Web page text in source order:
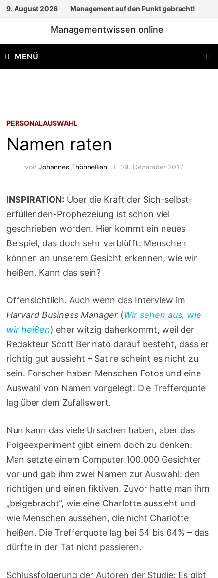
Zum
9. August 2026 Management auf den Punkt gebracht!
Managementwissen online
MENÜ
PERSONALAUSWAHL
Namen raten
vonJohannes Thönneßen 28. Dezember 2017
INSPIRATION: Über die Kraft der Sich-selbst-
erfüllenden-Prophezeiung ist schon viel
geschrieben worden. Hier kommt ein neues
Beispiel, das doch sehr verblüfft: Menschen
können an unserem Gesicht erkennen, wie wir
heißen. Kann das sein?
Offensichtlich. Auch wenn das Interview im
Harvard Business Manager (Wir sehen aus, wie
wir heißen) eher witzig daherkommt, weil der
Redakteur Scott Berinato darauf besteht, dass er
richtig gut aussieht – Satire scheint es nicht zu
sein. Forscher haben Menschen Fotos und eine
Auswahl von Namen vorgelegt. Die Trefferquote
lag über dem Zufallswert.
Nun kann das viele Ursachen haben, aber das
Folgeexperiment gibt einem doch zu denken:
Man setzte einem Computer 100.000 Gesichter
vor und gab ihm zwei Namen zur Auswahl: den
richtigen und einen fiktiven. Zuvor hatte man ihm
„beigebracht“, wie eine Charlotte aussieht und
wie Menschen aussehen, die nicht Charlotte
heißen. Die Trefferquote lag bei 54 bis 64% – das
dürfte in der Tat nicht passieren.
Schlussfolgerung der Autoren der Studie: Es gibt